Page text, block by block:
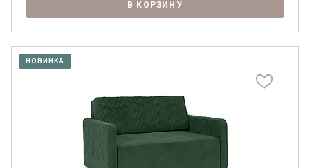
В КОРЗИНУ
НОВИНКА